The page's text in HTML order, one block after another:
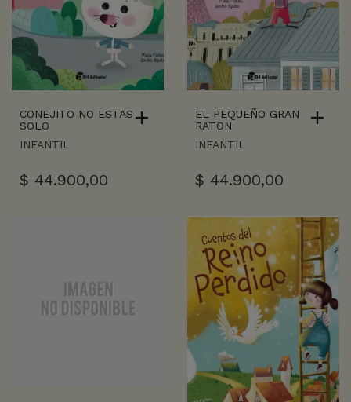
CONEJITO NO ESTAS
SOLO
INFANTIL
$ 44.900,00
EL PEQUEÑO GRAN
RATON
INFANTIL
$ 44.900,00